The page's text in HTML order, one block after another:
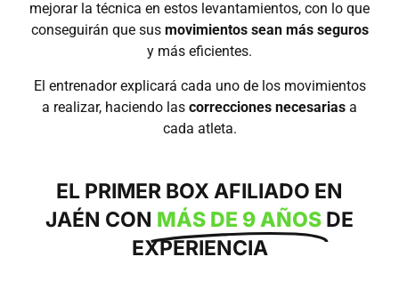
mejorar la técnica en estos levantamientos, con lo que
conseguirán que sus movimientos sean más seguros
y más eficientes.
El entrenador explicará cada uno de los movimientos
a realizar, haciendo las correcciones necesarias a
cada atleta.
EL PRIMER BOX AFILIADO EN
JAÉN CON MÁS DE 9 AÑOS DE
EXPERIENCIA